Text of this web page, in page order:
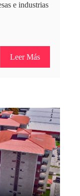
e industrias
Leer Más